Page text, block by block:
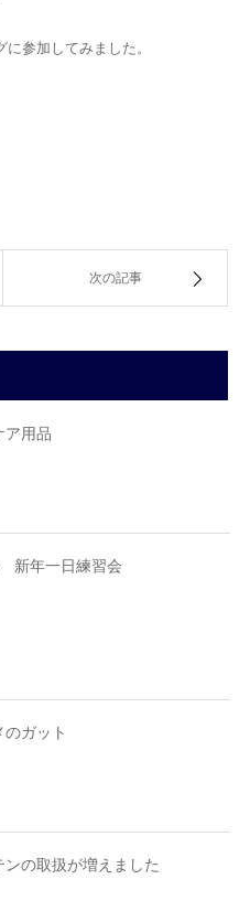
参加してみました。
次の記事
ア用品
新年一日練習会
のガット
ンの取扱が増えました